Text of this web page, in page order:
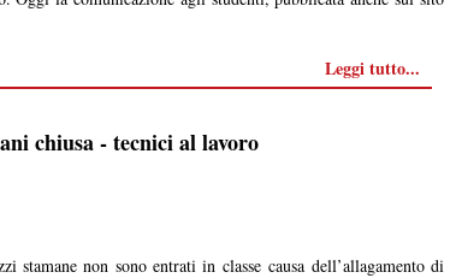
Leggi tutto...
chiusa - tecnici al lavoro
stamane non sono entrati in classecausa dell’allagamento di